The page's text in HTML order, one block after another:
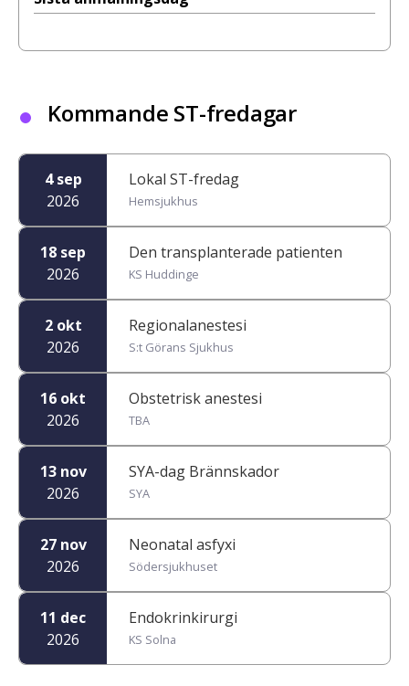
Kommande ST-fredagar
4 sep
2026
Lokal ST-fredag
Hemsjukhus
18 sep
2026
Den transplanterade patienten
KS Huddinge
2 okt
2026
Regionalanestesi
S:t Görans Sjukhus
16 okt
2026
Obstetrisk anestesi
TBA
13 nov
2026
SYA-dag Brännskador
SYA
27 nov
2026
Neonatal asfyxi
Södersjukhuset
11 dec
2026
Endokrinkirurgi
KS Solna